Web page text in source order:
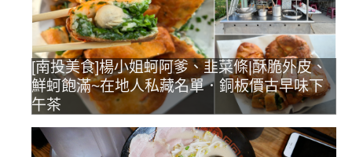
[南投美食]楊小姐蚵阿爹、韭菜條|酥脆外皮、
鮮蚵飽滿~在地人私藏名單．銅板價古早味下
午茶